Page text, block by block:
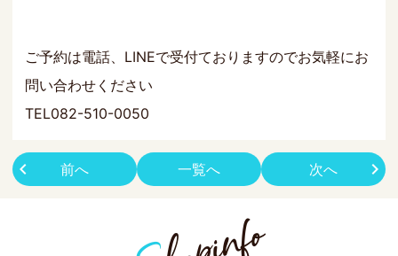
ご予約は電話、LINEで受付ておりますのでお気軽にお
問い合わせください
TEL082-510-0050
前へ 次へ
一覧へ